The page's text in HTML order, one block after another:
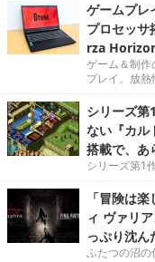
ゲームプ
プロセッサ
rza
ゲーム＆制作
プレイ。放熱
シリーズ第
ない『カル
搭載で、あ
シリーズ第1
「冒険は
ィ ヴァリ
っぷり沈ん
ふたつの沼の